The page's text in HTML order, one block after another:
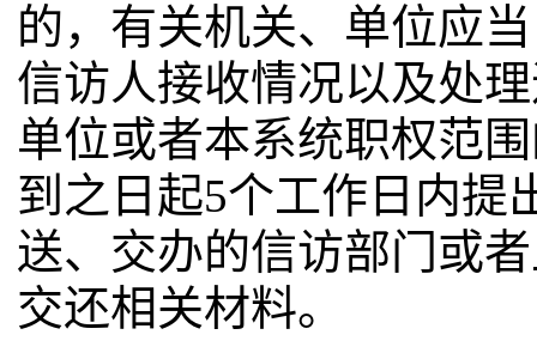
的，有关机关、单位应
信访人接收情况以及处
单位或者本系统职权范
到之日起5个工作日内提
送、交办的信访部门或
交还相关材料。